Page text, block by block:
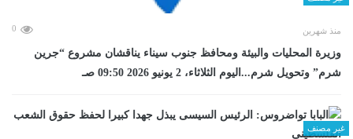
منذ شهرين 0
وزيرة المحليات والبيئة ومحافظ جنوب سيناء يناقشان مشروع “جرين
شرم” وتحويل شرم...اليوم الثلاثاء، 2 يونيو 2026 09:50 صـ
غير مصنف